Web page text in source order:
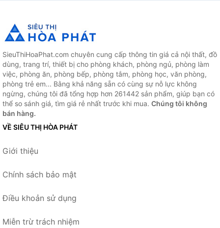
SieuThiHoaPhat.com chuyên cung cấp thông tin giá cả nội thất, đồ
dùng, trang trí, thiết bị cho phòng khách, phòng ngủ, phòng làm
việc, phòng ăn, phòng bếp, phòng tắm, phòng học, văn phòng,
phòng trẻ em... Bằng khả năng sẵn có cùng sự nỗ lực không
ngừng, chúng tôi đã tổng hợp hơn 261442 sản phẩm, giúp bạn có
thể so sánh giá, tìm giá rẻ nhất trước khi mua. Chúng tôi không
bán hàng.
VỀ SIÊU THỊ HÒA PHÁT
Giới thiệu
Chính sách bảo mật
Điều khoản sử dụng
Miễn trừ trách nhiệm